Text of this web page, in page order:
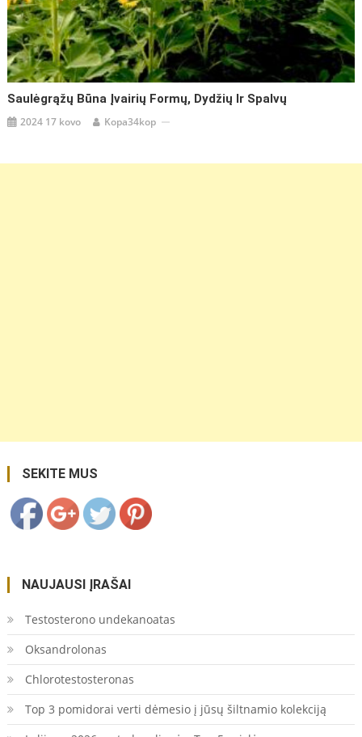
Saulėgrąžų Būna Įvairių Formų, Dydžių Ir Spalvų
2024 17 kovo Kopa34kop
SEKITE MUS
evoliucija/">
NAUJAUSI ĮRAŠAI
Testosterono undekanoatas
Oksandrolonas
Chlorotestosteronas
Top 3 pomidorai verti dėmesio į jūsų šiltnamio kolekciją